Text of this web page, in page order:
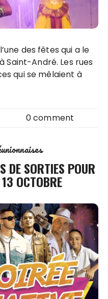
Saint-André. Les rues
qui se mêlaient à
0 comment
DE SORTIES POUR
OCTOBRE